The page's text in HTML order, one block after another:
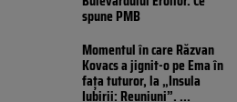
spune PMB
Momentul în care Răzvan
Kovacs a jignit-o pe Ema în
fața tuturor, la „Insula
Iubirii: Reuniuni”....